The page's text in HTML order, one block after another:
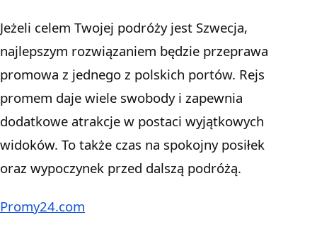
Jeżeli celem Twojej podróży jest Szwecja,
najlepszym rozwiązaniem będzie przeprawa
promowa z jednego z polskich portów. Rejs
promem daje wiele swobody i zapewnia
dodatkowe atrakcje w postaci wyjątkowych
widoków. To także czas na spokojny posiłek
oraz wypoczynek przed dalszą podróżą.
Promy24.com